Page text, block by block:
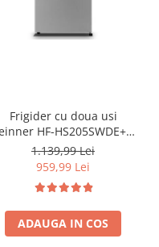
Frigider cu doua usi
HF-HS205SWDE++,
206 l, Dozator de apa,
LED, H 143.4 cm,
Clasa E, Argintiu
1.139,99 Lei
959,99 Lei
ADAUGA IN COS